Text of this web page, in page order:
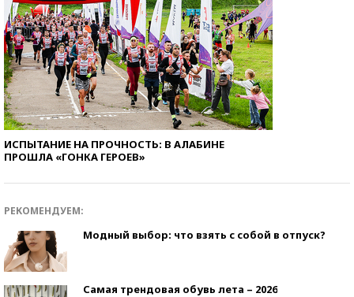
ИСПЫТАНИЕ НА ПРОЧНОСТЬ: В АЛАБИНЕ
ПРОШЛА «ГОНКА ГЕРОЕВ»
РЕКОМЕНДУЕМ:
Модный выбор: что взять с собой в отпуск?
Самая трендовая обувь лета – 2026